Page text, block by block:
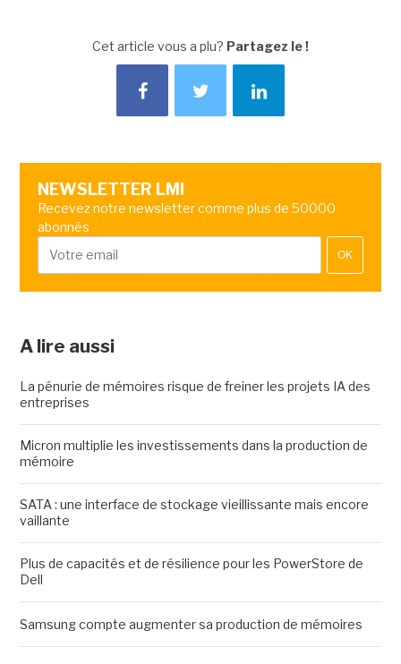
Cet article vous a plu? Partagez le !
NEWSLETTER LMI
Recevez notre newsletter comme plus de 50000
abonnés
OK
A lire aussi
La pénurie de mémoires risque de freiner les projets IA des
entreprises
Micron multiplie les investissements dans la production de
mémoire
SATA : une interface de stockage vieillissante mais encore
vaillante
Plus de capacités et de résilience pour les PowerStore de
Dell
Samsung compte augmenter sa production de mémoires